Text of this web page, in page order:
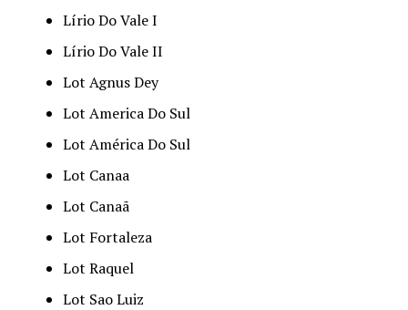
Lírio Do Vale I
Lírio Do Vale II
Lot Agnus Dey
Lot America Do Sul
Lot América Do Sul
Lot Canaa
Lot Canaã
Lot Fortaleza
Lot Raquel
Lot Sao Luiz